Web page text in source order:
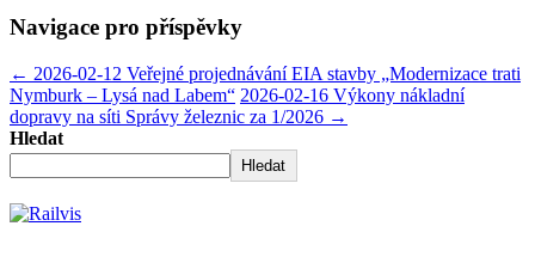
Navigace pro příspěvky
← 2026-02-12 Veřejné projednávání EIA stavby „Modernizace trati
Nymburk – Lysá nad Labem“ 2026-02-16 Výkony nákladní
dopravy na síti Správy železnic za 1/2026 →
Hledat
Hledat